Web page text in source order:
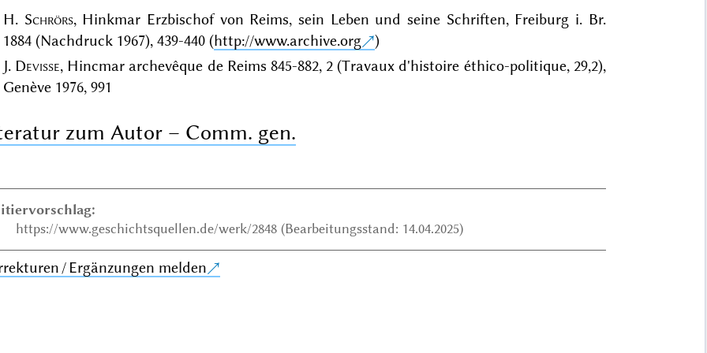
H. Schrörs, Hinkmar Erzbischof von Reims, sein Leben und seine Schriften, Freiburg i. Br.
1884 (Nachdruck 1967), 439-440 (http://www.archive.org
)
J. Devisse, Hincmar archevêque de Reims 845-882, 2 (Travaux d'histoire éthico-politique, 29,2),
Genève 1976, 991
zum Autor – Comm. gen.
https://www.geschichtsquellen.de/werk/2848 (Bearbeitungsstand: 14.04.2025)
/ Ergänzungen melden